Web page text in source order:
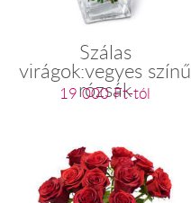
Szálas
virágok:vegyes színű
rózsák
19 000 Ft-tól